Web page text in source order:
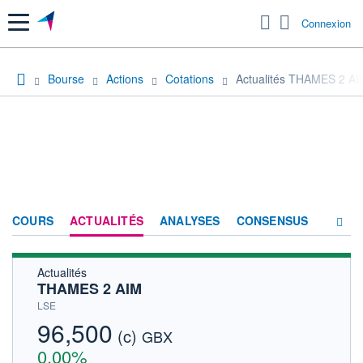
Menu Connexion
Bourse Actions Cotations Actualités THAMES 2
COURS ACTUALITÉS ANALYSES CONSENSUS
Actualités
THAMES 2 AIM
LSE
96,500 (c) GBX
0,00%